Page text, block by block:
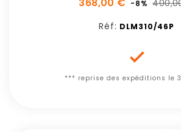
-8%
Réf: DLM310/46P

*** reprise des expéditions le